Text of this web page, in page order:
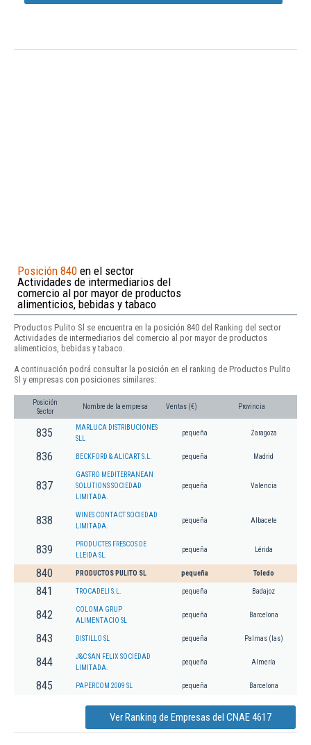
Posición 840 en el sector
Actividades de intermediarios del
comercio al por mayor de productos
alimenticios, bebidas y tabaco
Productos Pulito Sl se encuentra en la posición 840 del Ranking del sector
Actividades de intermediarios del comercio al por mayor de productos
alimenticios, bebidas y tabaco.
A continuación podrá consultar la posición en el ranking de Productos Pulito
Sl y empresas con posiciones similares:
Posición
Sector
Nombre de la empresa Ventas (€) Provincia
835
MARLUCA DISTRIBUCIONES
SLL
pequeña Zaragoza
836 BECKFORD & ALICART S.L. pequeña Madrid
837
GASTRO MEDITERRANEAN
SOLUTIONS SOCIEDAD
LIMITADA.
pequeña Valencia
838
WINES CONTACT SOCIEDAD
LIMITADA.
pequeña Albacete
839
PRODUCTES FRESCOS DE
LLEIDA SL.
pequeña Lérida
840 PRODUCTOS PULITO SL pequeña Toledo
841 TROCADELI S.L. pequeña Badajoz
842
COLOMA GRUP
ALIMENTACIO SL
pequeña Barcelona
843 DISTILLO SL pequeña Palmas (las)
844
J&C SAN FELIX SOCIEDAD
LIMITADA.
pequeña Almería
845 PAPERCOM 2009 SL pequeña Barcelona
Ver Ranking de Empresas del CNAE 4617